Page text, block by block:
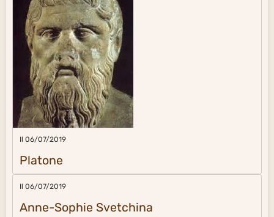
Il 06/07/2019
Platone
Il 06/07/2019
Anne-Sophie Svetchina